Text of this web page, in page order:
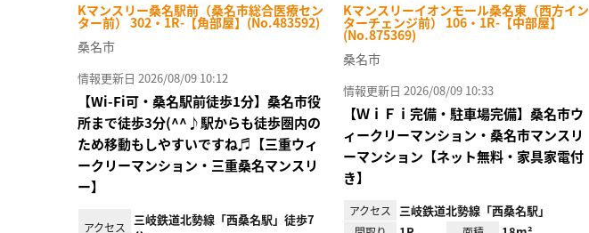
Kマンスリー桑名駅前（桑名市総合医療セン
ター前） 302・1R-【角部屋】(No.483592)
桑名市
情報更新日 2026/08/09 10:12
【Wi-Fi可・桑名駅前徒歩1分】桑名市役
所まで徒歩3分(^^♪駅からも徒歩圏内の
ため移動もしやすいですね♬【三重ウィ
ークリーマンション・三重桑名マンスリ
ー】
アクセス
三岐鉄道北勢線「西桑名駅」徒歩7
Kマンスリーイオンモール桑名東（西方イン
ターチェンジ前） 106・1R-【中部屋】
(No.875369)
桑名市
情報更新日 2026/08/09 10:33
【ＷｉＦｉ完備・駐車場完備】桑名市ウ
ィークリーマンション・桑名市マンスリ
ーマンション【ネット無料・家具家電付
き】
アクセス 三岐鉄道北勢線「西桑名駅」